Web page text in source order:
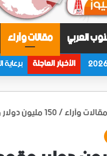
العربي مقالات وآراء
الأخبار العاجلة
مقالات وآراء/150 مليون دولار وقود: السؤال… هل ستصل للمحولات أم للمنصات؟